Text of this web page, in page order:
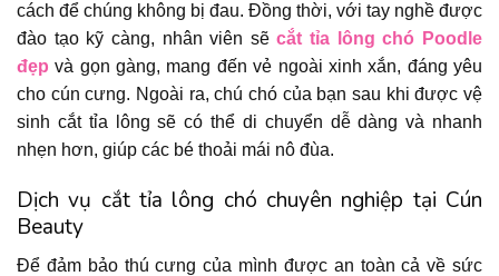
cách để chúng không bị đau. Đồng thời, với tay nghề được
đào tạo kỹ càng, nhân viên sẽcắt tỉa lông chó Poodle
đẹpvà gọn gàng, mang đến vẻ ngoài xinh xắn, đáng yêu
cho cún cưng. Ngoài ra, chú chó của bạn sau khi được vệ
sinh cắt tỉa lông sẽ có thể di chuyển dễ dàng và nhanh
nhẹn hơn, giúp các bé thoải mái nô đùa.
Dịch vụ cắt tỉa lông chó chuyên nghiệp tại Cún
Beauty
Để đảm bảo thú cưng của mình được an toàn cả về sức